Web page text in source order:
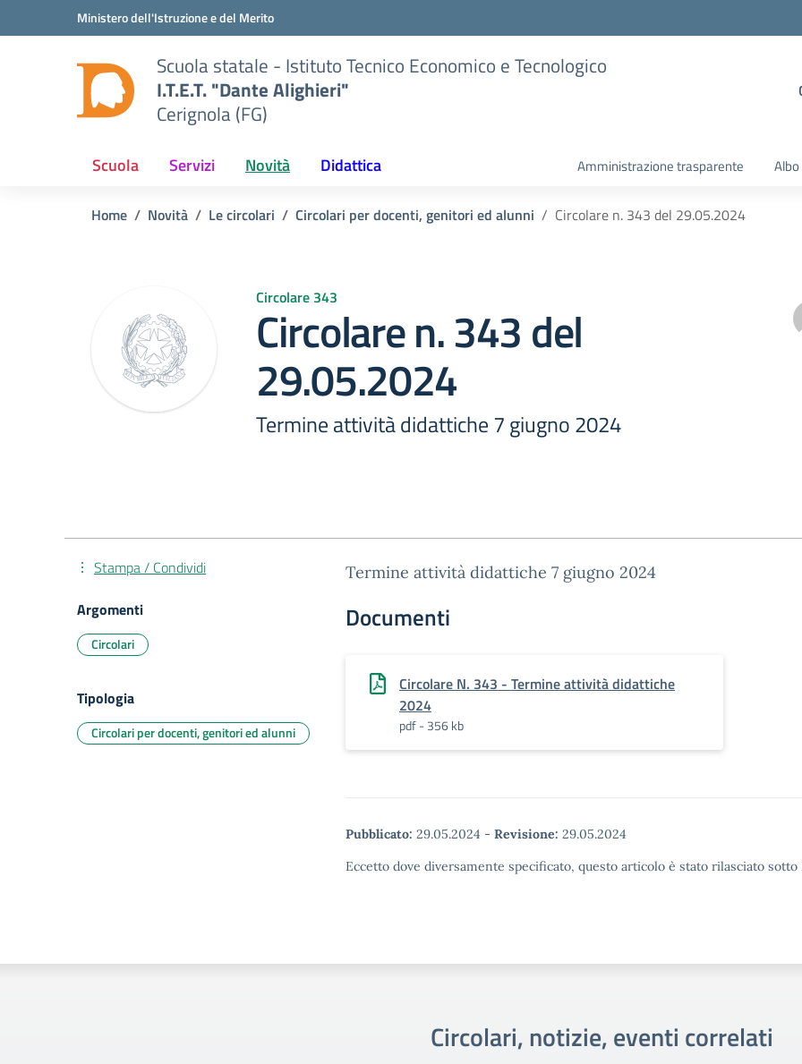
Vai ai contenuti
Vai al menu di navigazioneMinistero dell'Istruzione e del Merito
Scuola statale - Istituto Tecnico Economico e Tecnologico
I.T.E.T. "Dante Alighieri"
Cerignola (FG)
Scuola Servizi Novità Didattica Amministrazione trasparente
Home Novità Le circolari Circolari per docenti, genitori ed alunni Circolare n. 343 del 29.05.2024
Circolare 343
Circolare n. 343 del
29.05.2024
Termine attività didattiche 7 giugno 2024
Termine attività didattiche 7 giugno 2024
Documenti
Circolare N. 343 - Termine attività didattiche
2024
pdf - 356 kb
Pubblicato: 29.05.2024 - Revisione: 29.05.2024
Eccetto dove diversamente specificato, questo articolo è stato rilasciato
Stampa / Condividi
Argomenti
Circolari
Tipologia
Circolari per docenti, genitori ed alunni
Circolari, notizie, eventi correlati